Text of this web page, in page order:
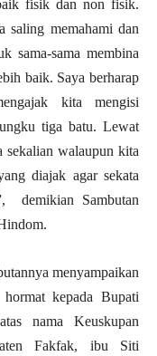
fisik dan non fisik.
saling memahami dan
sama-sama membina
baik. Saya berharap
kita mengisi
tiga batu. Lewat
sekalian walaupun kita
diajak agar sekata
demikian Sambutan
menyampaikan
kepada Bupati
nama Keuskupan
Fakfak, ibu Siti